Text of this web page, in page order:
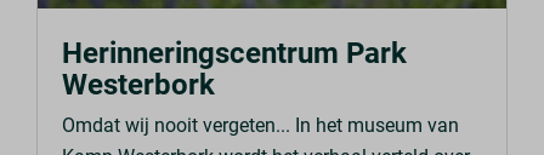
Herinneringscentrum Park
Westerbork
Omdat wij nooit vergeten... In het museum van